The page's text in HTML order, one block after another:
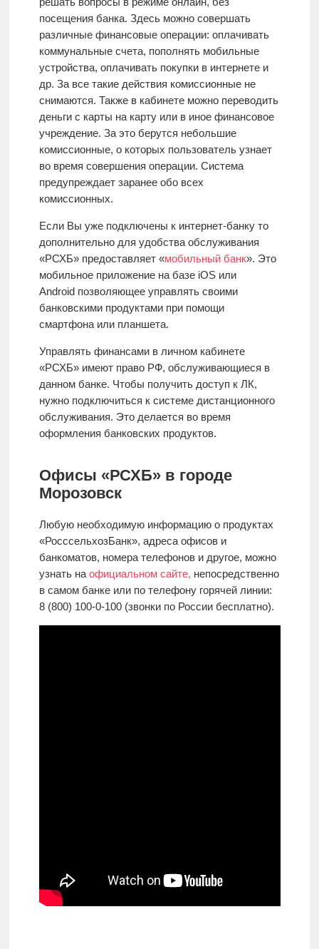
посещения банка. Здесь можно совершать
различные финансовые операции: оплачивать
коммунальные счета, пополнять мобильные
устройства, оплачивать покупки в интернете и
др. За все такие действия комиссионные не
снимаются. Также в кабинете можно переводить
деньги с карты на карту или в иное финансовое
учреждение. За это берутся небольшие
комиссионные, о которых пользователь узнает
во время совершения операции. Система
предупреждает заранее обо всех
комиссионных.
Если Вы уже подключены к интернет-банку то
дополнительно для удобства обслуживания
«РСХБ» предоставляет «мобильный банк». Это
мобильное приложение на базе iOS или
Android позволяющее управлять своими
банковскими продуктами при помощи
смартфона или планшета.
Управлять финансами в личном кабинете
«РСХБ» имеют право РФ, обслуживающиеся в
данном банке. Чтобы получить доступ к ЛК,
нужно подключиться к системе дистанционного
обслуживания. Это делается во время
оформления банковских продуктов.
Офисы «РСХБ» в городе
Морозовск
Любую необходимую информацию о продуктах
«РосссельхозБанк», адреса офисов и
банкоматов, номера телефонов и другое, можно
узнать на официальном сайте, непосредственно
в самом банке или по телефону горячей линии:
8 (800) 100-0-100 (звонки по России бесплатно).